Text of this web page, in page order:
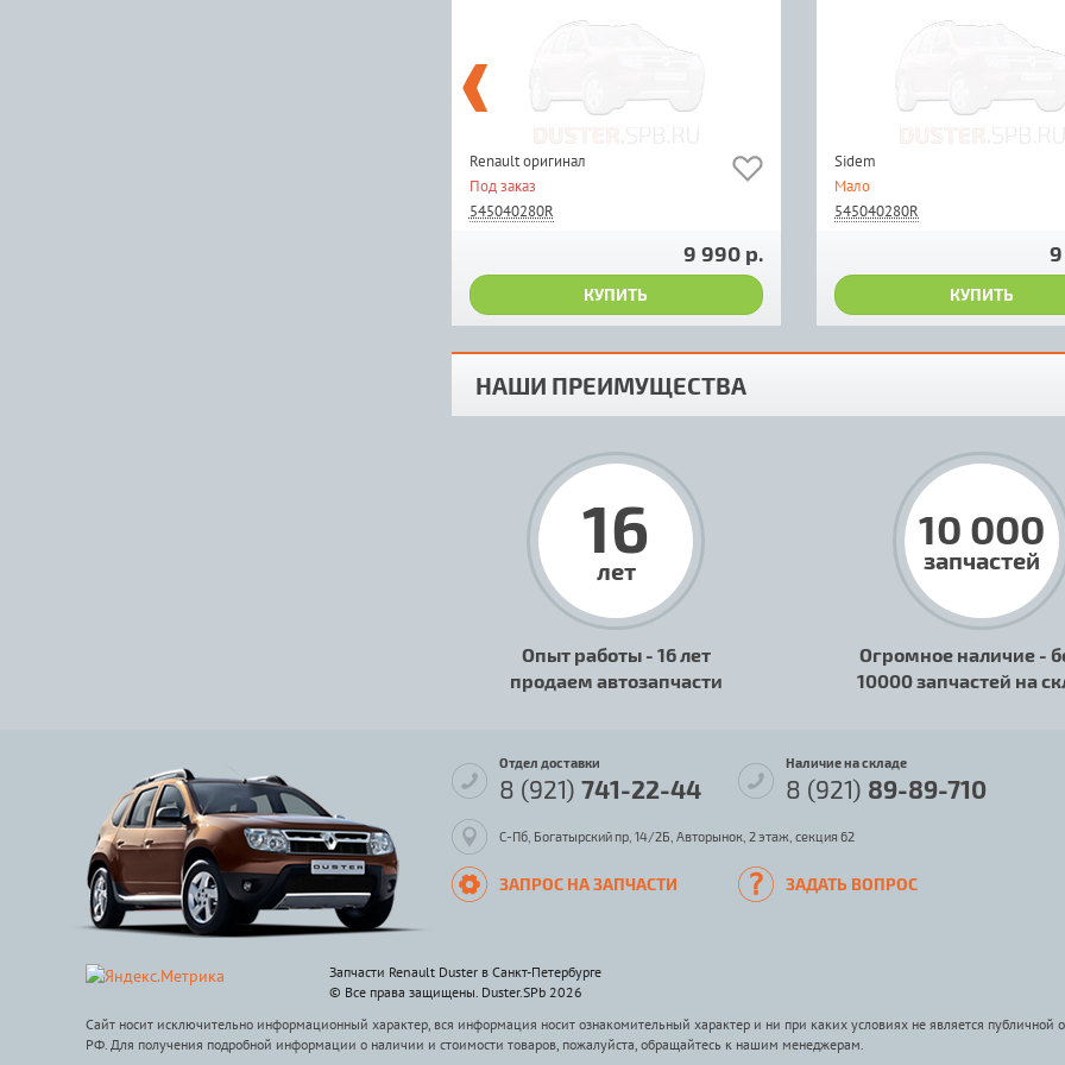
Renault оригинал
Под заказ
545040280R
9 990 р.
КУПИТЬ
Sidem
Мало
545040280R
КУПИТЬ
НАШИ ПРЕИМУЩЕСТВА
16
лет
Опыт работы - 16 лет
продаем автозапчасти
10 000
запчастей
Огромное наличие -
10000 запчастей на
Отдел доставки
8 (921) 741-22-44
Наличие на складе
8 (921) 89-89-710
С-Пб, Богатырский пр, 14/2Б, Авторынок, 2 этаж, секция 62
ЗАПРОС НА ЗАПЧАСТИ ЗАДАТЬ ВОПРОС
Запчасти Renault Duster в Санкт-Петербурге
© Все права защищены. Duster.SPb 2026
Сайт носит исключительно информационный характер, вся информация носит ознакомительный характер и ни при каких условиях не является публичной
РФ. Для получения подробной информации о наличии и стоимости товаров, пожалуйста, обращайтесь к нашим менеджерам.